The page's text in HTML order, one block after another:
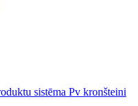
sistēma Pv kronšteini